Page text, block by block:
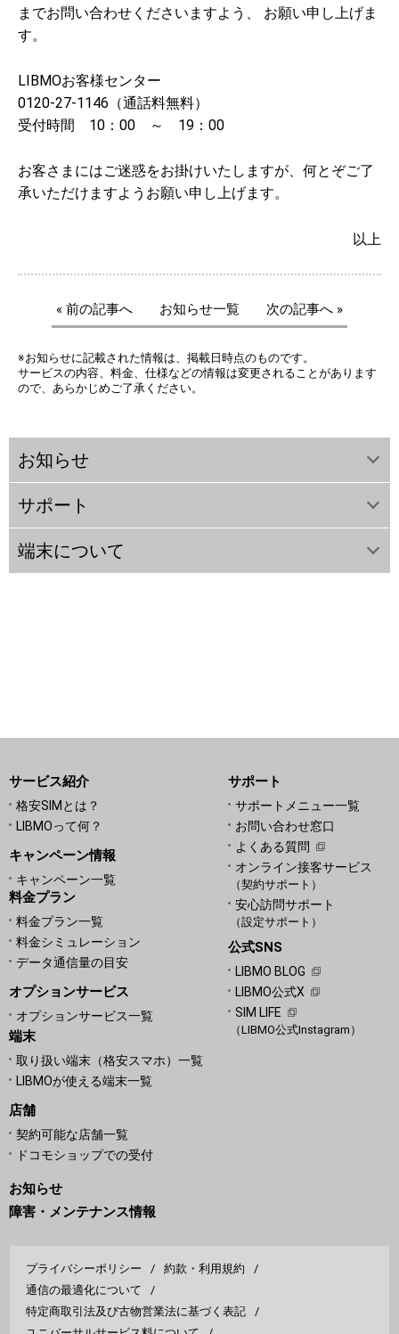
までお問い合わせくださいますよう、 お願い申し上げま
す。
LIBMOお客様センター
0120-27-1146（通話料無料）
受付時間 10：00 ～ 19：00
お客さまにはご迷惑をお掛けいたしますが、何とぞご了
承いただけますようお願い申し上げます。
以上
« 前の記事へ お知らせ一覧 次の記事へ »
※お知らせに記載された情報は、掲載日時点のものです。
サービスの内容、料金、仕様などの情報は変更されることがあります
ので、あらかじめご了承ください。
お知らせ
サポート
端末について
サービス紹介
格安SIMとは？
LIBMOって何？
キャンペーン情報
キャンペーン一覧
料金プラン
料金プラン一覧
料金シミュレーション
データ通信量の目安
オプションサービス
オプションサービス一覧
端末
取り扱い端末（格安スマホ）一覧
LIBMOが使える端末一覧
店舗
契約可能な店舗一覧
ドコモショップでの受付
サポート
サポートメニュー一覧
お問い合わせ窓口
よくある質問
オンライン接客サービス
（契約サポート）
安心訪問サポート
（設定サポート）
公式SNS
LIBMO BLOG
LIBMO公式X
SIM LIFE
（LIBMO公式Instagram）
お知らせ
障害・メンテナンス情報
プライバシーポリシー
約款・利用規約
通信の最適化について
特定商取引法及び古物営業法に基づく表記